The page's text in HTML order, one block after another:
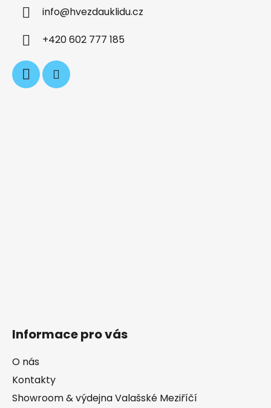
info@hvezdauklidu.cz
+420 602 777 185
Informace pro vás
O nás
Kontakty
Showroom & výdejna Valašské Meziříčí